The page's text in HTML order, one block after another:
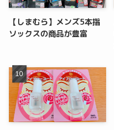
【しまむら】メンズ5本指
ソックスの商品が豊富